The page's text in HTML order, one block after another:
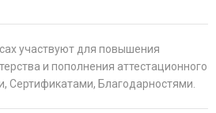
участвуют для повышения
и пополнения аттестационного
Сертификатами, Благодарностями.